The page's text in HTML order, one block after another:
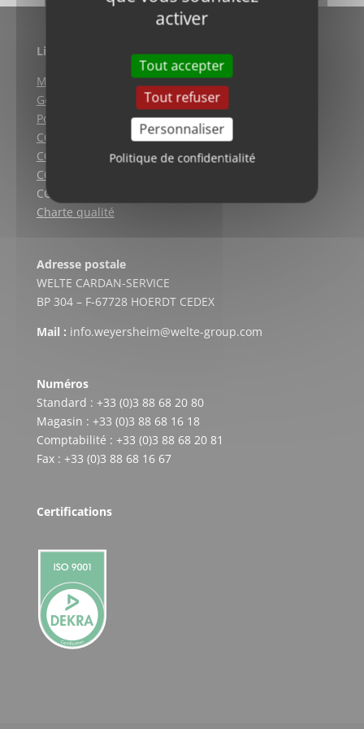
activer
Tout accepter
Tout refuser
Personnaliser
Politique de confidentialité
Liens utiles
Mentions légales
Gestion des cookies
Politique de confidentialité
CGV (Weyersheim)
CGV (Strasbourg)
CGV (Lyon)
CGV vente en ligne
Charte qualité
Adresse postale
WELTE CARDAN-SERVICE
BP 304 – F-67728 HOERDT CEDEX
Mail : info.weyersheim@welte-group.com
Numéros
Standard : +33 (0)3 88 68 20 80
Magasin : +33 (0)3 88 68 16 18
Comptabilité : +33 (0)3 88 68 20 81
Fax : +33 (0)3 88 68 16 67
Certifications